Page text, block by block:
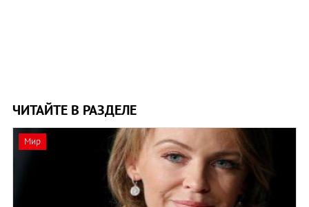
ЧИТАЙТЕ В РАЗДЕЛЕ
Мир